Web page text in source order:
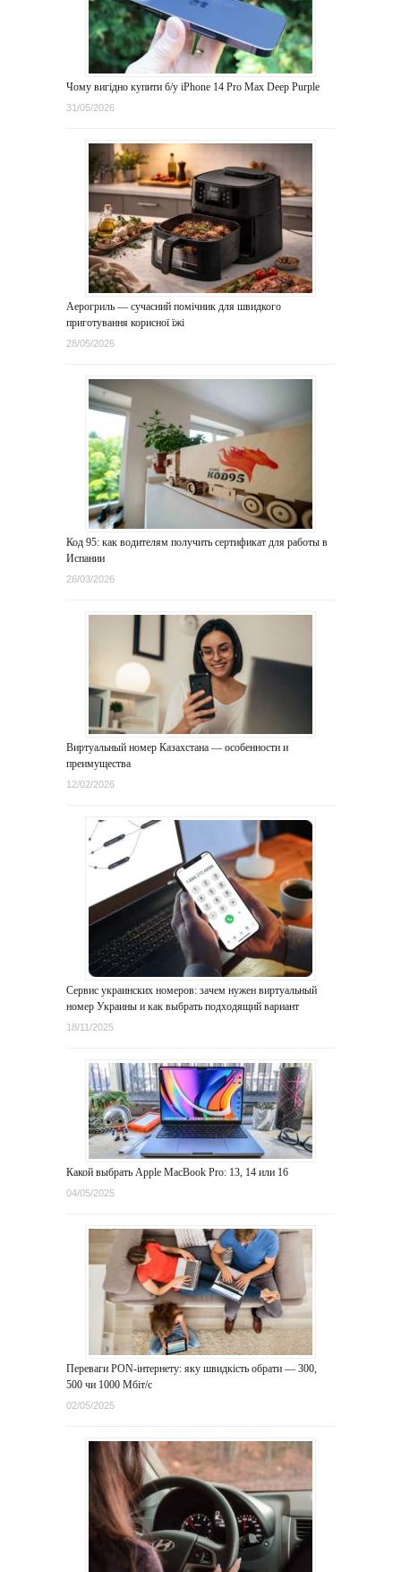
Чому вигідно купити б/у iPhone 14 Pro Max Deep Purple
31/05/2026
Аерогриль — сучасний помічник для швидкого
приготування корисної їжі
28/05/2026
Код 95: как водителям получить сертификат для работы в
Испании
26/03/2026
Виртуальный номер Казахстана — особенности и
преимущества
12/02/2026
Сервис украинских номеров: зачем нужен виртуальный
номер Украины и как выбрать подходящий вариант
18/11/2025
Какой выбрать Apple MacBook Pro: 13, 14 или 16
04/05/2025
Переваги PON-інтернету: яку швидкість обрати — 300,
500 чи 1000 Мбіт/с
02/05/2025